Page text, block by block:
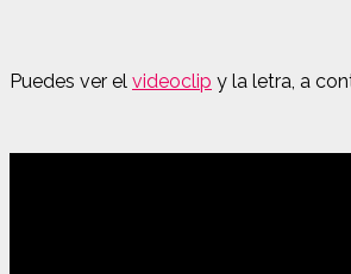
Puedes ver el videoclip y la letra, a